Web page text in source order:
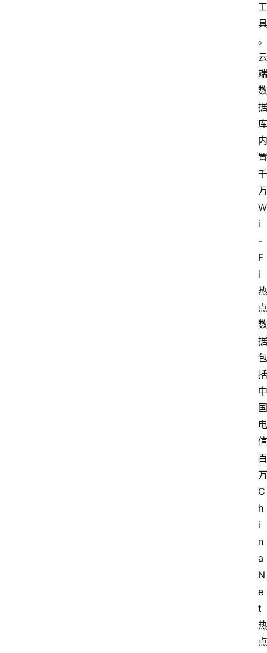
工
具
。
云
端
数
据
库
内
置
千
万
W
i
-
F
i
热
点
数
据
包
括
中
国
电
信
百
万
C
h
i
n
a
N
e
t
热
点